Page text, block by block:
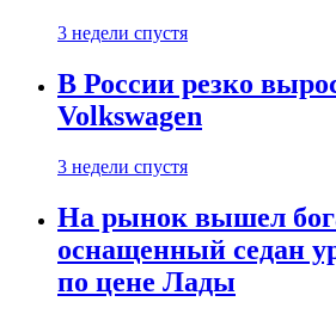
3 недели спустя
В России резко
Volkswagen
3 недели спустя
На рынок вышел
оснащенный седан
по цене Лады